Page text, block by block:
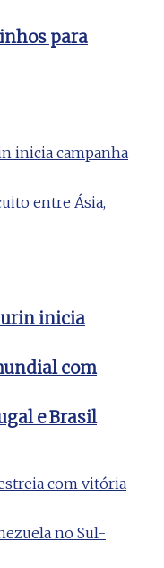
para
inicia
com
e Brasil